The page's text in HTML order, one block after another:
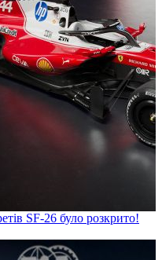
SF-26 було розкрито!